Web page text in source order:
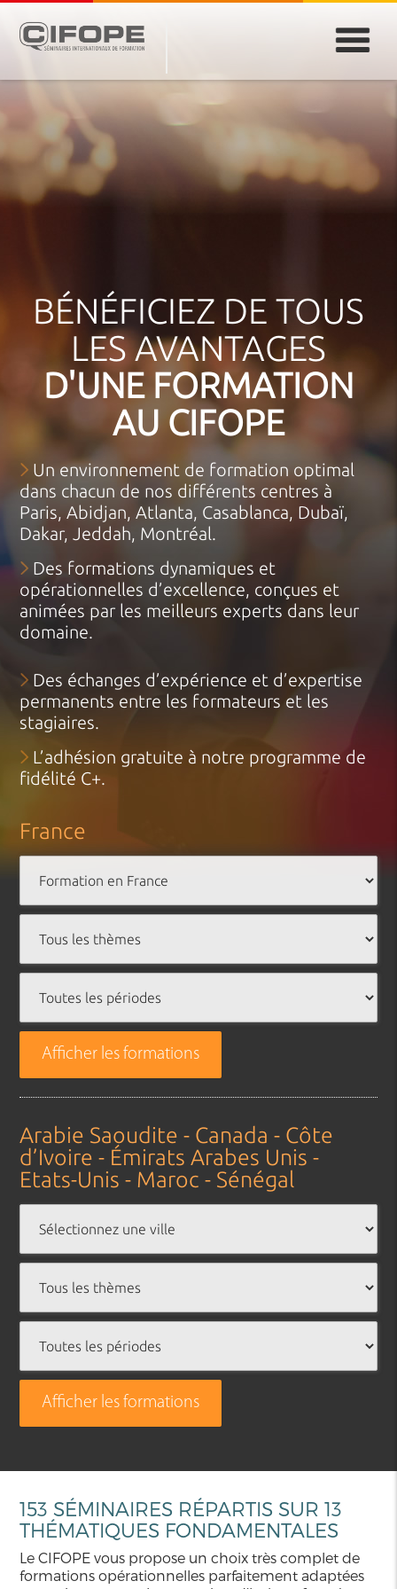
CASABLANCA
DUBAÏ
JEDDAH
MONTREAL
BÉNÉFICIEZ DE TOUS
LES AVANTAGES
D'UNE FORMATION
AU CIFOPE
Un environnement de formation optimal
dans chacun de nos différents centres à
Paris, Abidjan, Atlanta, Casablanca, Dubaï,
Dakar, Jeddah, Montréal.
Des formations dynamiques et
opérationnelles d’excellence, conçues et
animées par les meilleurs experts dans leur
domaine.
Des échanges d’expérience et d’expertise
permanents entre les formateurs et les
stagiaires.
L’adhésion gratuite à notre programme de
fidélité C+.
France
Afficher les formations
Arabie Saoudite - Canada - Côte
d’Ivoire - Émirats Arabes Unis -
Etats-Unis - Maroc - Sénégal
Afficher les formations
153 SÉMINAIRES RÉPARTIS SUR 13
THÉMATIQUES FONDAMENTALES
Le CIFOPE vous propose un choix très complet de
formations opérationnelles parfaitement adaptées